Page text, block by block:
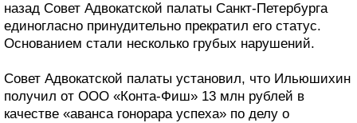
назад Совет Адвокатской палаты Санкт-Петербурга
единогласно принудительно прекратил его статус.
Основанием стали несколько грубых нарушений.
Совет Адвокатской палаты установил, что Ильюшихин
получил от ООО «Конта-Фиш» 13 млн рублей в
качестве «аванса гонорара успеха» по делу о